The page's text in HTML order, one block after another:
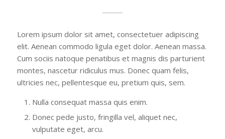
Lorem ipsum dolor sit amet, consectetuer adipiscing
elit. Aenean commodo ligula eget dolor. Aenean massa.
Cum sociis natoque penatibus et magnis dis parturient
montes, nascetur ridiculus mus. Donec quam felis,
ultricies nec, pellentesque eu, pretium quis, sem.
Nulla consequat massa quis enim.
Donec pede justo, fringilla vel, aliquet nec,
vulputate eget, arcu.